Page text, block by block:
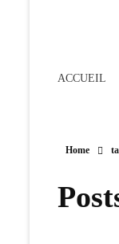
ACCUEIL
Home